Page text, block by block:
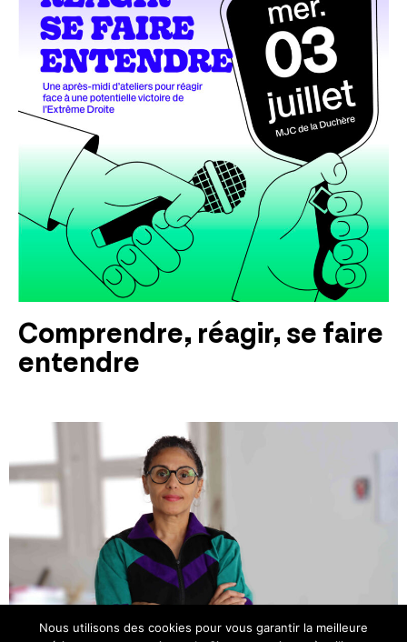
Comprendre, réagir, se faire
entendre
Nous utilisons des cookies pour vous garantir la meilleure